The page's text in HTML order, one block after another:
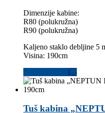
Dimenzije kabine:
R80 (polukružna)
R90 (polukružna)
Kaljeno staklo debljine 5
Visina: 190cm
Tuš kabina